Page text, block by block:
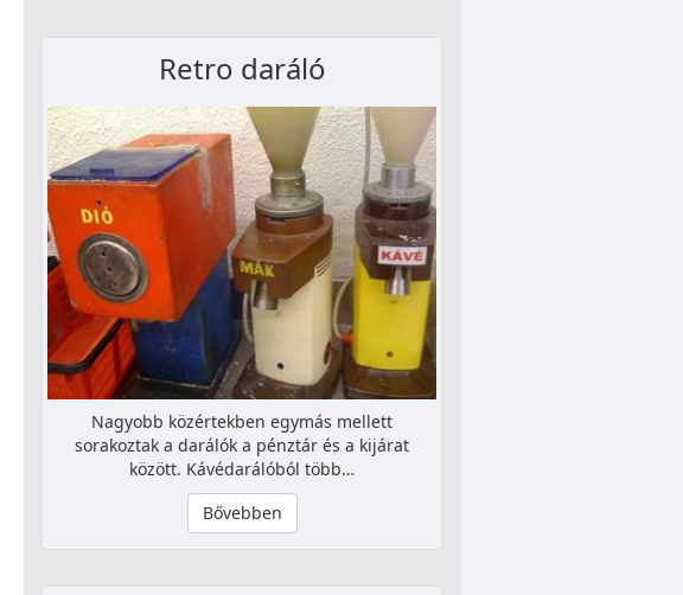
Retro daráló
Nagyobb közértekben egymás mellett
sorakoztak a darálók a pénztár és a kijárat
között. Kávédarálóból több…
Bővebben